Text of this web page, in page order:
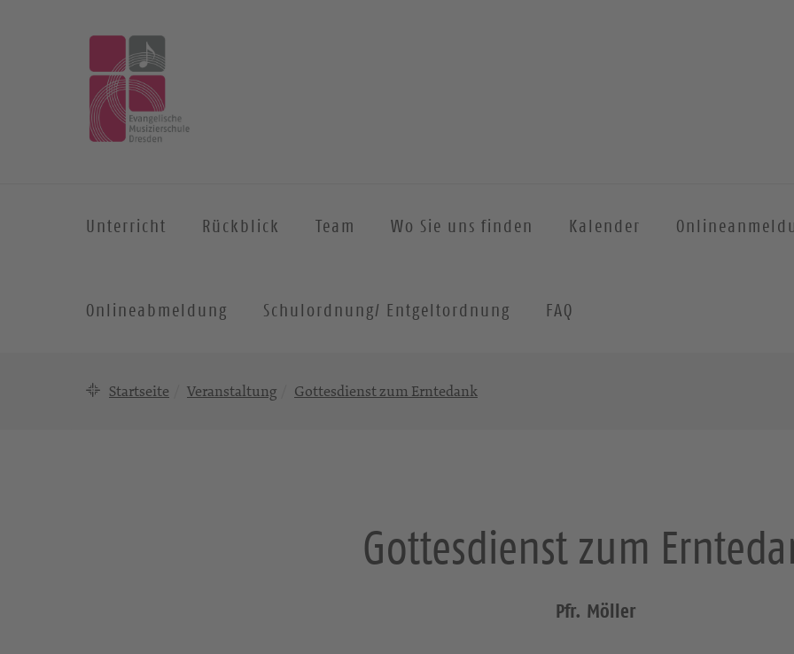
Unterricht Rückblick Team Wo Sie uns finden Kalender
Onlineabmeldung Schulordnung/ Entgeltordnung FAQ
Startseite Veranstaltung Gottesdienst zum Erntedank
Gottesdienst zum
Pfr. Möller